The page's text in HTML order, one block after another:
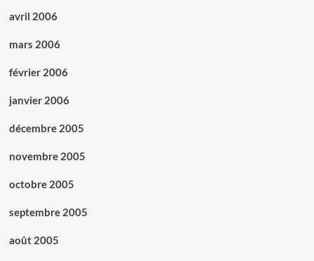
avril 2006
mars 2006
février 2006
janvier 2006
décembre 2005
novembre 2005
octobre 2005
septembre 2005
août 2005